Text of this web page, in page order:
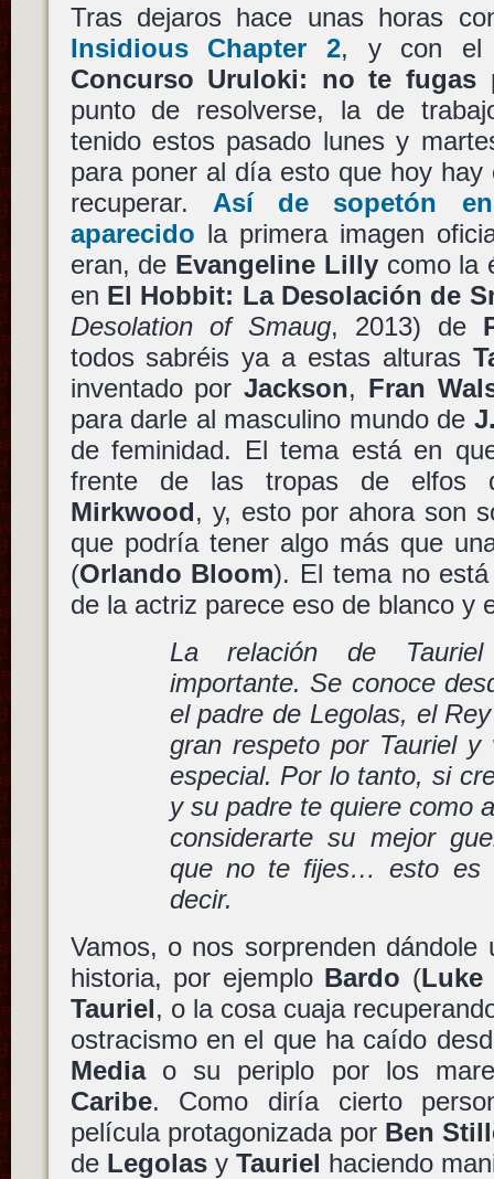
Tras dejaros hace unas horas
Insidious Chapter 2, y con
Concurso Uruloki: no te fugas
punto de resolverse, la de
tenido estos pasado lunes y
para poner al día esto que hoy
recuperar. Así de sopetón
aparecido la primera imagen
eran, de Evangeline Lillycomo la
en El Hobbit: La Desolación de
Desolation of Smaug, 2013) de
todos sabréis ya a estas alturas
inventado porJackson, Fran
para darle al masculino mundo de
de feminidad. El tema está en
frente de las tropas de
Mirkwood, y, esto por ahora son
que podría tener algo más que
(Orlando Bloom). El tema no
de la actriz parece eso de blanco y
La relación de
importante. Se conoce
el padre de Legolas, el
gran respeto por Tauriel
especial. Por lo tanto, si
y su padre te quiere como
considerarte su mejor
que no te fijes… esto es
decir.
Vamos, o nos sorprenden
historia, por ejemplo Bardo (Luke
Tauriel, o la cosa cuaja
ostracismo en el que ha caído
Mediao su periplo por los
Caribe. Como diría cierto
película protagonizada por Ben
de Legolasy Tauriel haciendo